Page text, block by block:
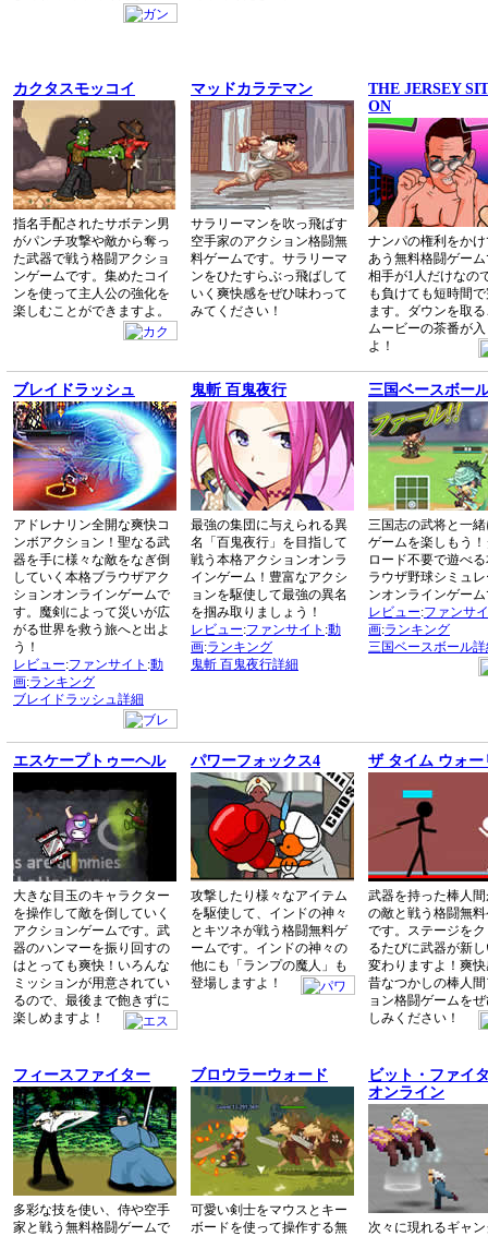
カクタスモッコイ
指名手配されたサボテン男
がパンチ攻撃や敵から奪っ
た武器で戦う格闘アクショ
ンゲームです。集めたコイ
ンを使って主人公の強化を
楽しむことができますよ。
マッドカラテマン
サラリーマンを吹っ飛ばす
空手家のアクション格闘無
料ゲームです。サラリーマ
ンをひたすらぶっ飛ばして
いく爽快感をぜひ味わって
みてください！
THE JERSEY
ON
ナンパの権利をか
あう無料格闘ゲー
相手が1人だけなの
も負けても短時間
ます。ダウンを取
ムービーの茶番が
よ！
ブレイドラッシュ
アドレナリン全開な爽快コ
ンボアクション！聖なる武
器を手に様々な敵をなぎ倒
していく本格ブラウザアク
ションオンラインゲームで
す。魔剣によって災いが広
がる世界を救う旅へと出よ
う！
レビュー:ファンサイト :動
画:ランキング
ブレイドラッシュ詳細
鬼斬 百鬼夜行
最強の集団に与えられる異
名「百鬼夜行」を目指して
戦う本格アクションオンラ
インゲーム！豊富なアクシ
ョンを駆使して最強の異名
を掴み取りましょう！
レビュー:ファンサイト :動
画:ランキング
鬼斬 百鬼夜行詳細
三国ベースボー
三国志の武将と一
ゲームを楽しもう
ロード不要で遊べ
ラウザ野球シミュ
ンオンラインゲー
レビュー:ファンサ
画:ランキング
三国ベースボール
エスケープトゥーヘル
大きな目玉のキャラクター
を操作して敵を倒していく
アクションゲームです。武
器のハンマーを振り回すの
はとっても爽快！いろんな
ミッションが用意されてい
るので、最後まで飽きずに
楽しめますよ！
パワーフォックス4
攻撃したり様々なアイテム
を駆使して、インドの神々
とキツネが戦う格闘無料ゲ
ームです。インドの神々の
他にも「ランプの魔人」も
登場しますよ！
ザ タイム ウォー
武器を持った棒人
の敵と戦う格闘無
です。ステージを
るたびに武器が新
変わりますよ！爽
昔なつかしの棒人
ョン格闘ゲームを
しみください！
フィースファイター
多彩な技を使い、侍や空手
家と戦う無料格闘ゲームで
ブロウラーウォード
可愛い剣士をマウスとキー
ボードを使って操作する無
ビット・ファ
オンライン
次々に現れるギャ